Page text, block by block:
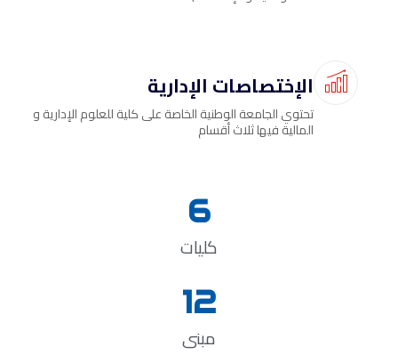
الإختصاصات الإدارية
تحتوي الجامعة الوطنية الخاصة على كلية للعلوم الإدارية و
المالية فيها ثلاث أقسام
كليات
6
مبنى
12